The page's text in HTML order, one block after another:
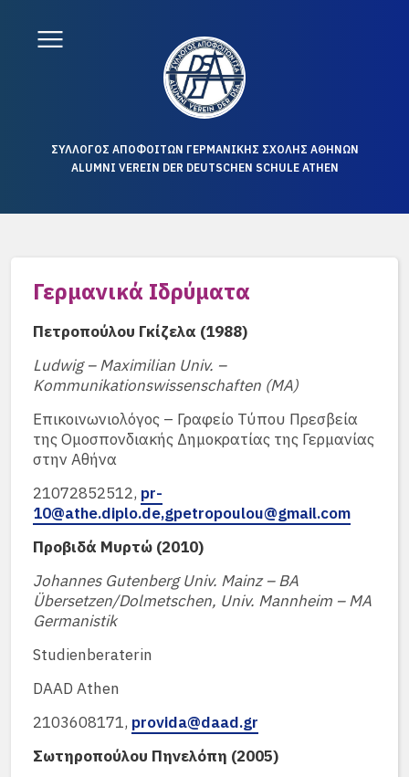
ΣΥΛΛΟΓΟΣ ΑΠΟΦΟΙΤΩΝ ΓΕΡΜΑΝΙΚΗΣ ΣΧΟΛΗΣ ΑΘΗΝΩΝ
ALUMNI VEREIN DER DEUTSCHEN SCHULE ATHEN
Γερμανικά Ιδρύματα
Πετροπούλου Γκίζελα (1988)
Ludwig – Maximilian Univ. –
Kommunikationswissenschaften (MA)
Επικοινωνιολόγος – Γραφείο Τύπου Πρεσβεία
της Ομοσπονδιακής Δημοκρατίας της Γερμανίας
στην Αθήνα
21072852512, pr-
10@athe.diplo.de,gpetropoulou@gmail.com
Προβιδά Μυρτώ (2010)
Johannes Gutenberg Univ. Mainz – BA
Übersetzen/Dolmetschen, Univ. Mannheim – MA
Germanistik
Studienberaterin
DAAD Athen
2103608171, provida@daad.gr
Σωτηροπούλου Πηνελόπη (2005)